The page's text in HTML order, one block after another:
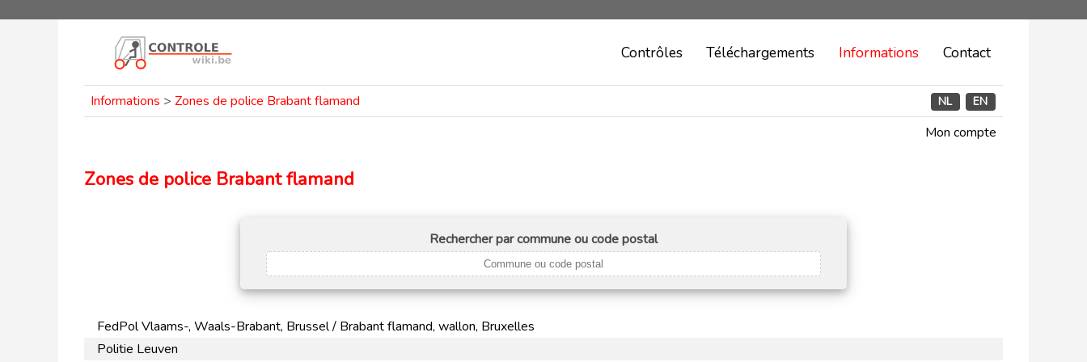
Contrôles Téléchargements Informations Contact
Informations > Zones de police Brabant flamand NL EN
Mon compte
Zones de police Brabant flamand
Rechercher par commune ou code postal
FedPol Vlaams-, Waals-Brabant, Brussel / Brabant flamand, wallon, Bruxelles
Politie Leuven